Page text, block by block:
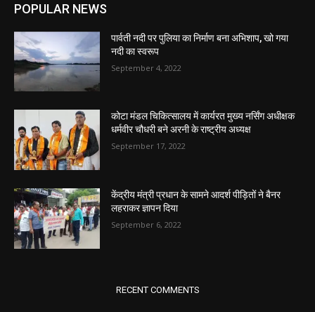
POPULAR NEWS
पार्वती नदी पर पुलिया का निर्माण बना अभिशाप, खो गया
नदी का स्वरूप
September 4, 2022
कोटा मंडल चिकित्सालय में कार्यरत मुख्य नर्सिंग अधीक्षक
धर्मवीर चौधरी बने अरनी के राष्ट्रीय अध्यक्ष
September 17, 2022
केंद्रीय मंत्री प्रधान के सामने आदर्श पीड़ितों ने बैनर
लहराकर ज्ञापन दिया
September 6, 2022
RECENT COMMENTS